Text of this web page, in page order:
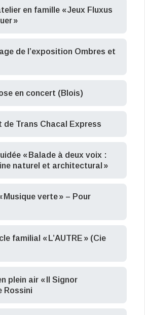
en famille « Jeux Fluxus
»
de l’exposition Ombres et
en concert (Blois)
de Trans Chacal Express
« Balade à deux voix :
naturel et architectural »
Musique verte » – Pour
familial « L’AUTRE » (Cie
plein air « Il Signor
Rossini